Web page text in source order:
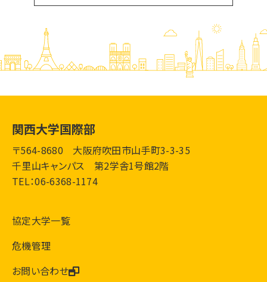
関西大学国際部
〒564-8680 大阪府吹田市山手町3-3-35
千里山キャンパス 第2学舎1号館2階
TEL：06-6368-1174
協定大学一覧
危機管理
お問い合わせ